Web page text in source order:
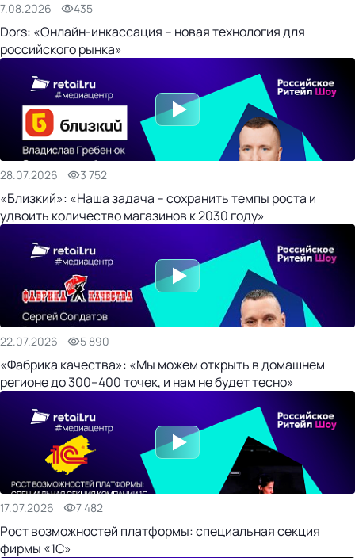
7.08.2026 435
Dors: «Онлайн-инкассация – новая технология для
российского рынка»
28.07.2026 3 752
«Близкий»: «Наша задача – сохранить темпы роста и
удвоить количество магазинов к 2030 году»
22.07.2026 5 890
«Фабрика качества»: «Мы можем открыть в домашнем
регионе до 300–400 точек, и нам не будет тесно»
17.07.2026 7 482
Рост возможностей платформы: специальная секция
фирмы «1С»